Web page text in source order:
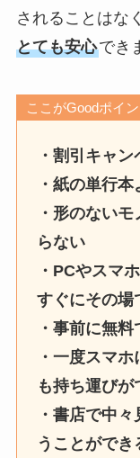
されることはなく
とても安心でき
ここがGoodポイ
・割引キャ
・紙の単行
・形のない
らない
・PCやスマ
すぐにその場
・事前に無
・一度スマ
も持ち運びが
・書店で中
うことができ